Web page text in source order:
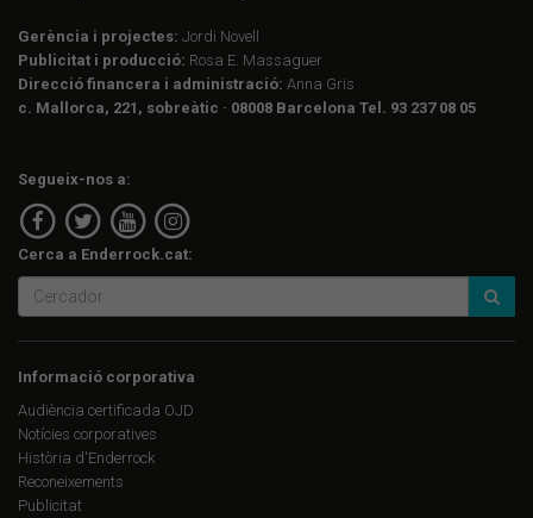
Gerència i projectes: Jordi Novell
Publicitat i producció: Rosa E. Massaguer
Direcció financera i administració: Anna Gris
c. Mallorca, 221, sobreàtic · 08008 Barcelona Tel. 93 237 08 05
Segueix-nos a:
Cerca a Enderrock.cat:
Informació corporativa
Audiència certificada OJD
Notícies corporatives
Història d'Enderrock
Reconeixements
Publicitat